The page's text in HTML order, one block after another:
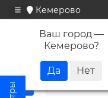
Кемерово
Ваш город —
Кемерово?